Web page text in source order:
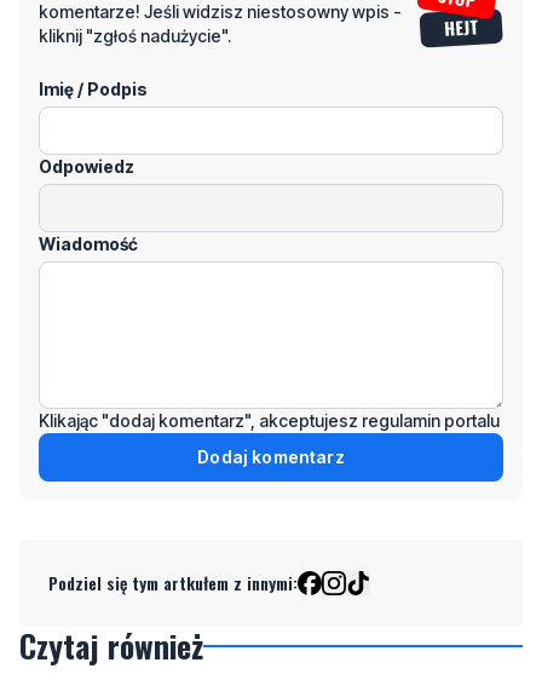
komentarze! Jeśli widzisz niestosowny wpis -
kliknij "zgłoś nadużycie".
Imię / Podpis
Odpowiedz
Wiadomość
Klikając "dodaj komentarz", akceptujesz regulamin portalu
Dodaj komentarz
Podziel się tym artkułem z innymi:
Czytaj również